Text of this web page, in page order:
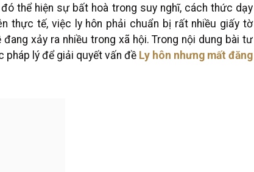
thể hiện sự bất hoà trong suy nghĩ, cách thức dạy
thực tế, việc ly hôn phải chuẩn bị rất nhiều giấy tờ
xảy ra nhiều trong xã hội. Trong nội dung bài tư
pháp lý để giải quyết vấn đề Ly hôn nhưng mất đăng